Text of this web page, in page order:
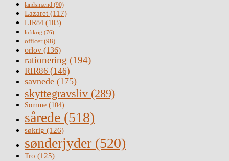
landsmænd (90)
Lazaret (117)
LIR84 (103)
luftkrig (76)
officer(98)
orlov (136)
rationering (194)
RIR86 (146)
savnede (175)
skyttegravsliv (289)
Somme (104)
sårede (518)
søkrig (126)
sønderjyder (520)
Tro (125)